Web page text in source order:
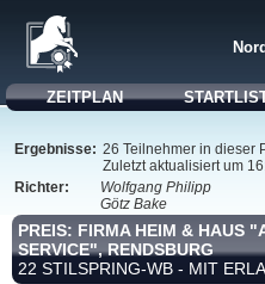
ZEITPLAN
Ergebnisse: 26 Teilnehmer in dieser
Zuletzt aktualisiert um
Richter:
Wolfgang Philipp
Götz Bake
PREIS: FIRMA HEIM & HAUS
SERVICE", RENDSBURG
22 STILSPRING-WB - MIT